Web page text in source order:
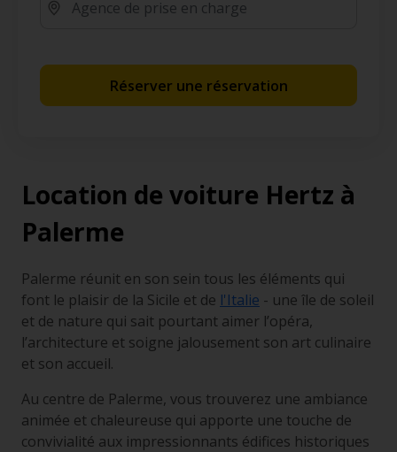
Réserver une réservation
Location de voiture Hertz à
Palerme
Palerme réunit en son sein tous les éléments qui
font le plaisir de la Sicile et de l'Italie - une île de soleil
et de nature qui sait pourtant aimer l’opéra,
l’architecture et soigne jalousement son art culinaire
et son accueil.
Au centre de Palerme, vous trouverez une ambiance
animée et chaleureuse qui apporte une touche de
convivialité aux impressionnants édifices historiques